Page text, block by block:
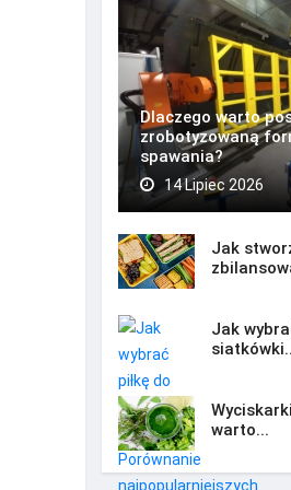
Dlaczego warto
zrobotyzowaną
spawania?
14 Lipiec 2026
Jak
Jak
warto...